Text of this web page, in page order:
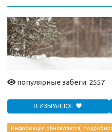
популярные забеги: 2557
В ИЗБРАННОЕ
Информация обновляется,